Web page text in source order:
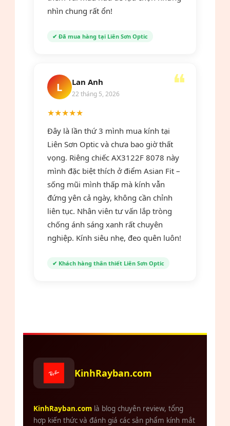
nhìn chung rất ổn!
✔ Đã mua hàng tại Liên Sơn Optic
L Lan Anh
22 tháng 5, 2026
★★★★★
Đây là lần thứ 3 mình mua kính tại
Liên Sơn Optic và chưa bao giờ thất
vọng. Riêng chiếc AX3122F 8078 này
mình đặc biệt thích ở điểm Asian Fit –
sống mũi mình thấp mà kính vẫn
đứng yên cả ngày, không cần chỉnh
liên tục. Nhân viên tư vấn lắp tròng
chống ánh sáng xanh rất chuyên
nghiệp. Kính siêu nhẹ, đeo quên luôn!
✔ Khách hàng thân thiết Liên Sơn Optic
KinhRayban.com
KinhRayban.comlà blog chuyên review, tổng
hợp kiến thức và đánh giá các sản phẩm kính mắt